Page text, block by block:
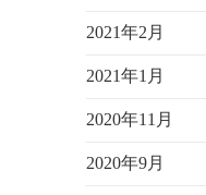
2021年2月
2021年1月
2020年11月
2020年9月